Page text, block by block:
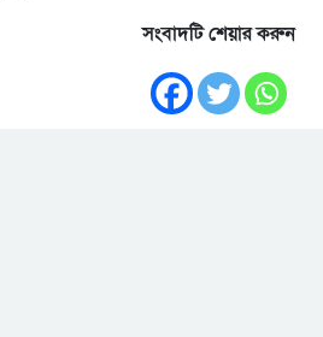
সংবাদটি শেয়ার করুন